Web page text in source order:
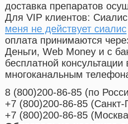
доставка препаратов
Для VIP клиентов:
меня не действует сиалис
оплата принимаются
Деньги, Web Money и с
бесплатной
многоканальным
8 (800)200-86-85 (по
+7 (800)200-86-85 (Санкт-
+7 (800)200-86-85 (